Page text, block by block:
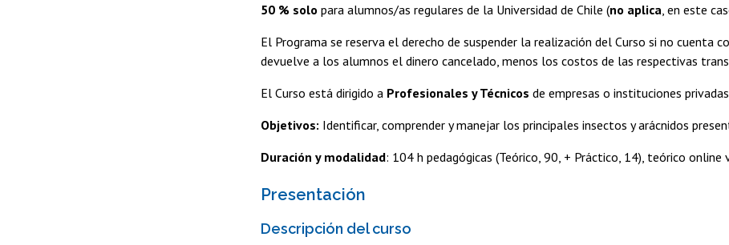
50 % solo para alumnos/as regulares de la Universidad de Chile (no aplica , en este
El Programa se reserva el derecho de suspender la realización del Curso si no cuenta
devuelve a los alumnos el dinero cancelado, menos los costos de las respectivas
El Curso está dirigido a Profesionales y Técnicos de empresas o instituciones
Objetivos: Identificar, comprender y manejar los principales insectos y arácnidos
Duración y modalidad: 104 h pedagógicas (Teórico, 90, + Práctico, 14), teórico
Presentación
Descripción del curso